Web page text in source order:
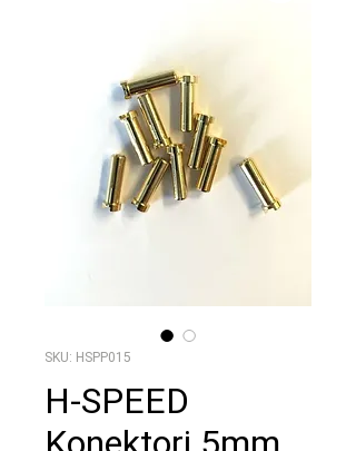
SKU: HSPP015
H-SPEED